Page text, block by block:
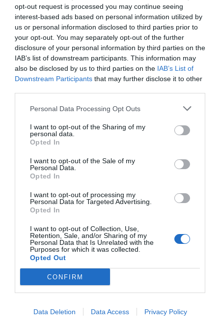
opt-out request is processed you may continue seeing
interest-based ads based on personal information utilized by
us or personal information disclosed to third parties prior to
your opt-out. You may separately opt-out of the further
disclosure of your personal information by third parties on the
IAB’s list of downstream participants. This information may
also be disclosed by us to third parties on the IAB’s List of
Downstream Participants that may further disclose it to other
Personal Data Processing Opt Outs
I want to opt-out of the Sharing of my
personal data.
Opted In
I want to opt-out of the Sale of my
Personal Data.
Opted In
I want to opt-out of processing my
Personal Data for Targeted Advertising.
Opted In
I want to opt-out of Collection, Use,
Retention, Sale, and/or Sharing of my
Personal Data that Is Unrelated with the
Purposes for which it was collected.
Opted Out
CONFIRM
Data Deletion Data Access Privacy Policy
concreto, lo que garantiza el cobro puntual a las
farmacias madrileñas.
Tras firmar en el libro de visitas, Javier Rodriguez
agradeció a la Comisión Permanente, representantes
del colectivo farmacéutico, la importante labor sanitaria
que desarrollan en la sociedad y les ha invitado a seguir
Añadir El Farmacéuticocomo fuente preferida
de Google de forma gratuita
Mantente informado con las últimas noticias de actualidad.
Alberto García Romero javier rodriguez
consejero de sanidad de la comunidad de madrid
Destacados
La venta online de medicamentos
de uso humano: seguridad y